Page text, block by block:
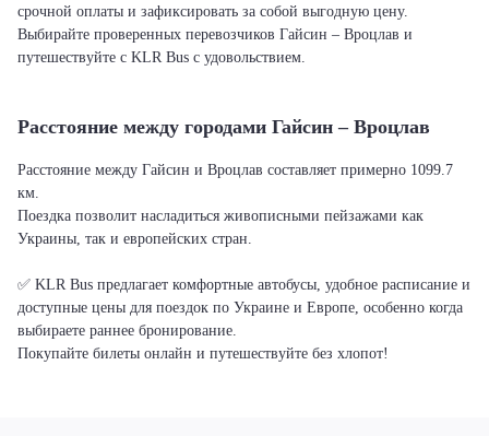
срочной оплаты и зафиксировать за собой выгодную цену.
Выбирайте проверенных перевозчиков Гайсин – Вроцлав и
путешествуйте с KLR Bus с удовольствием.
Расстояние между городами Гайсин – Вроцлав
Расстояние между Гайсин и Вроцлав составляет примерно 1099.7
км.
Поездка позволит насладиться живописными пейзажами как
Украины, так и европейских стран.
✅ KLR Bus предлагает комфортные автобусы, удобное расписание и
доступные цены для поездок по Украине и Европе, особенно когда
выбираете раннее бронирование.
Покупайте билеты онлайн и путешествуйте без хлопот!